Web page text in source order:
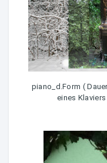
piano_d.Form (
eines